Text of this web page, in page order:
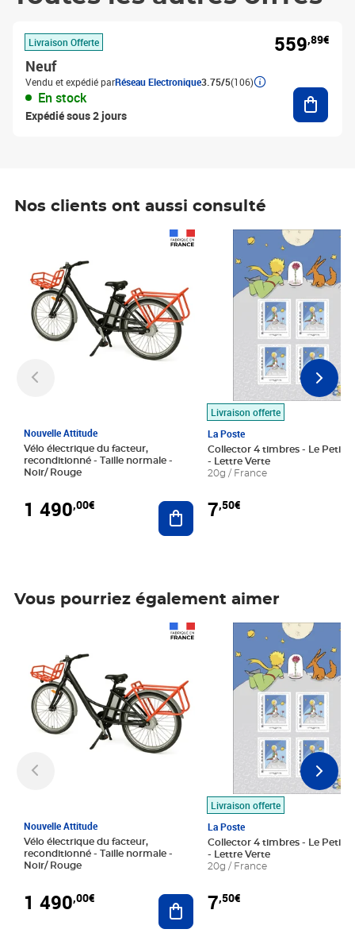
Livraison Offerte
Neuf
Vendu et expédié parRéseau Electronique3.75/5(106)
En stock
Expédié sous 2 jours
559,89€
Nos clients ont aussi consulté
Nouvelle Attitude
Vélo électrique du facteur,
reconditionné - Taille normale -
Noir/ Rouge
1 490,00€ Ajouter au panier
Livraison offerte
La Poste
Collector 4 timbres - Le Petit
- Lettre Verte
20g / France
7,50€
Prix 7,50€
Vous pourriez également aimer
Nouvelle Attitude
Vélo électrique du facteur,
reconditionné - Taille normale -
Noir/ Rouge
1 490,00€ Ajouter au panier
Livraison offerte
La Poste
Collector 4 timbres - Le Petit
- Lettre Verte
20g / France
7,50€
Prix 7,50€